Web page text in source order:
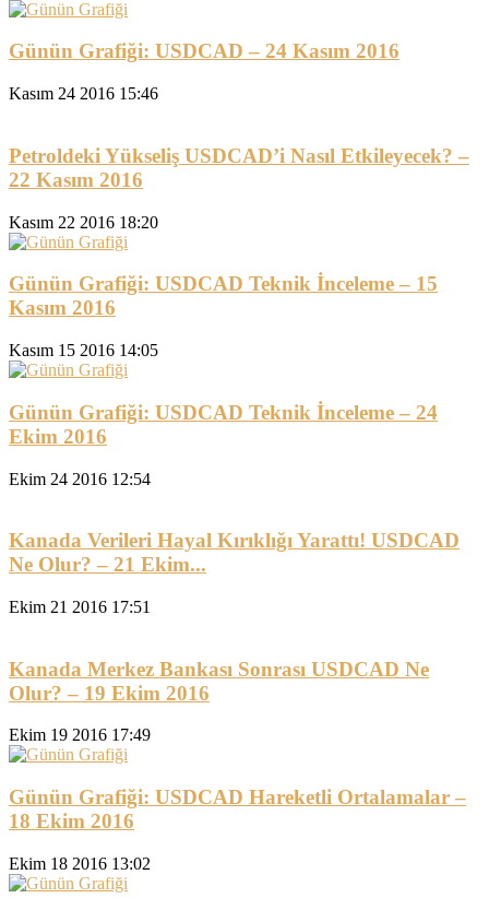
Günün Grafiği: USDCAD – 24 Kasım 2016
Kasım 24 2016 15:46
Petroldeki Yükseliş USDCAD’i Nasıl Etkileyecek? –
22 Kasım 2016
Kasım 22 2016 18:20
Günün Grafiği: USDCAD Teknik İnceleme – 15
Kasım 2016
Kasım 15 2016 14:05
Günün Grafiği: USDCAD Teknik İnceleme – 24
Ekim 2016
Ekim 24 2016 12:54
Kanada Verileri Hayal Kırıklığı Yarattı! USDCAD
Ne Olur? – 21 Ekim...
Ekim 21 2016 17:51
Kanada Merkez Bankası Sonrası USDCAD Ne
Olur? – 19 Ekim 2016
Ekim 19 2016 17:49
Günün Grafiği: USDCAD Hareketli Ortalamalar –
18 Ekim 2016
Ekim 18 2016 13:02